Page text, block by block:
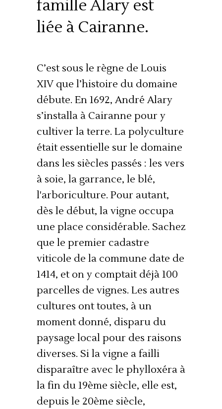
famille Alary est
liée à Cairanne.
C’est sous le règne de Louis
XIV que l’histoire du domaine
débute. En 1692, André Alary
s’installa à Cairanne pour y
cultiver la terre. La polyculture
était essentielle sur le domaine
dans les siècles passés : les vers
à soie, la garrance, le blé,
l'arboriculture. Pour autant,
dès le début, la vigne occupa
une place considérable. Sachez
que le premier cadastre
viticole de la commune date de
1414, et on y comptait déjà 100
parcelles de vignes. Les autres
cultures ont toutes, à un
moment donné, disparu du
paysage local pour des raisons
diverses. Si la vigne a failli
disparaître avec le phylloxéra à
la fin du 19ème siècle, elle est,
depuis le 20ème siècle,